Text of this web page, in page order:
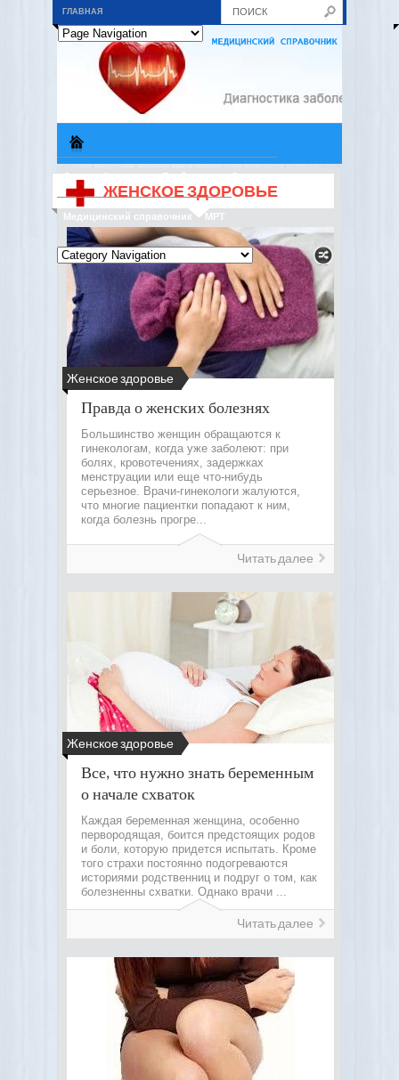
ГЛАВНАЯ
О нас Контакты Прайс-лист Дисконт
Медицинский справочник МРТ
ЖЕНСКОЕ ЗДОРОВЬЕ
Женское здоровье
Правда о женских болезнях
Большинство женщин обращаются к
гинекологам, когда уже заболеют: при
болях, кровотечениях, задержках
менструации или еще что-нибудь
серьезное. Врачи-гинекологи жалуются,
что многие пациентки попадают к ним,
когда болезнь прогре...
Читать далее
Женское здоровье
Все, что нужно знать беременным
о начале схваток
Каждая беременная женщина, особенно
первородящая, боится предстоящих родов
и боли, которую придется испытать. Кроме
того страхи постоянно подогреваются
историями родственниц и подруг о том, как
болезненны схватки. Однако врачи ...
Читать далее